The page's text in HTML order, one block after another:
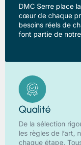
DMC Serre place
cœur de chaque
besoins réels de
font partie de
Qualité
De la sélection
les règles de l’art,
chaque étape.